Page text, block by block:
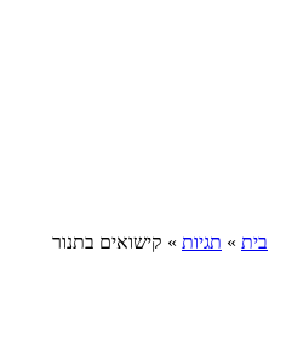
בית » תגיות » קישואים בתנור